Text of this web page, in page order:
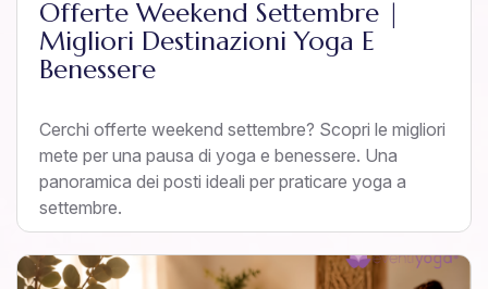
Offerte Weekend Settembre |
Migliori Destinazioni Yoga E
Benessere
Cerchi offerte weekend settembre? Scopri le migliori
mete per una pausa di yoga e benessere. Una
panoramica dei posti ideali per praticare yoga a
settembre.